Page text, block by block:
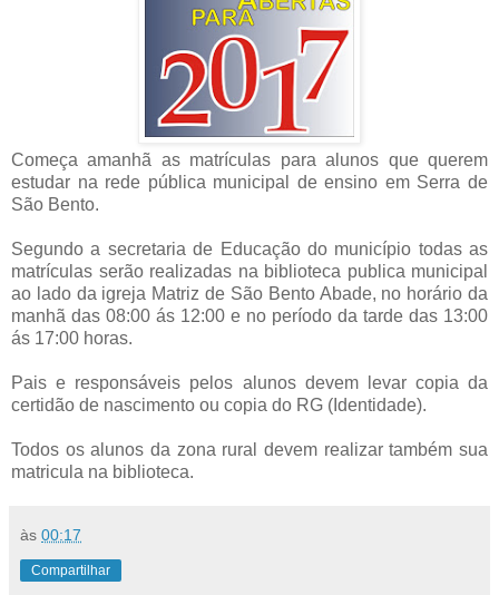
Começa amanhã as matrículas para alunos que querem
estudar na rede pública municipal de ensino em Serra de
São Bento.
Segundo a secretaria de Educação do município todas as
matrículas serão realizadas na biblioteca publica municipal
ao lado da igreja Matriz de São Bento Abade, no horário da
manhã das 08:00 ás 12:00 e no período da tarde das 13:00
ás 17:00 horas.
Pais e responsáveis pelos alunos devem levar copia da
certidão de nascimento ou copia do RG (Identidade).
Todos os alunos da zona rural devem realizar também sua
matricula na biblioteca.
às 00:17
Compartilhar